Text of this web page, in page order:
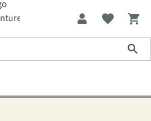
:
au stress